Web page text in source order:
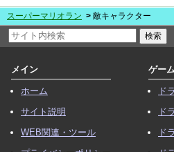
スーパーマリオラン 敵キャラクター
メイン
ホーム
サイト説明
WEB関連・ツール
ゲー
ド
ド
ド